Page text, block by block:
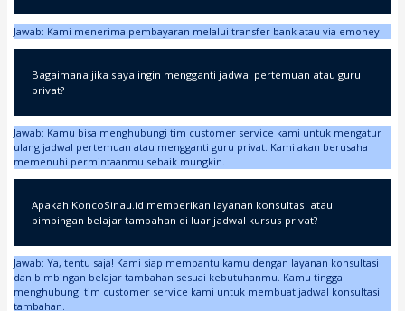
Jawab: Kami menerima pembayaran melalui transfer bank atau via emoney
Bagaimana jika saya ingin mengganti jadwal pertemuan atau guru
privat?
Jawab: Kamu bisa menghubungi tim customer service kami untuk mengatur
ulang jadwal pertemuan atau mengganti guru privat. Kami akan berusaha
memenuhi permintaanmu sebaik mungkin.
Apakah KoncoSinau.id memberikan layanan konsultasi atau
bimbingan belajar tambahan di luar jadwal kursus privat?
Jawab: Ya, tentu saja! Kami siap membantu kamu dengan layanan konsultasi
dan bimbingan belajar tambahan sesuai kebutuhanmu. Kamu tinggal
menghubungi tim customer service kami untuk membuat jadwal konsultasi
tambahan.